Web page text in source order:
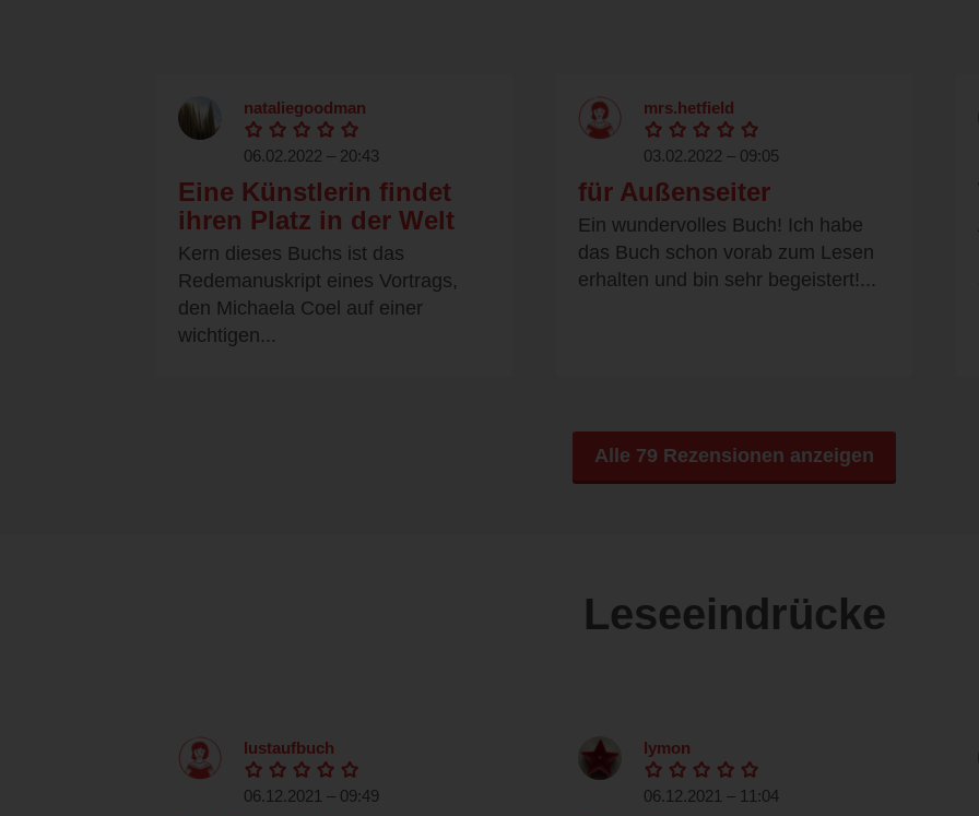
nataliegoodman
06.02.2022 – 20:43
Eine Künstlerin findet
ihren Platz in der Welt
Kern dieses Buchs ist das
Redemanuskript eines Vortrags,
den Michaela Coel auf einer
wichtigen...
mrs.hetfield
03.02.2022 – 09:05
für Außenseiter
Ein wundervolles Buch! Ich habe
das Buch schon vorab zum Lesen
erhalten und bin sehr begeistert!...
Alle 79 Rezensionen anzeigen
Leseeindrücke
lustaufbuch
06.12.2021 – 09:49
lymon
06.12.2021 – 11:04